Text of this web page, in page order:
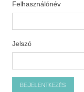
Felhasználónév
Jelszó